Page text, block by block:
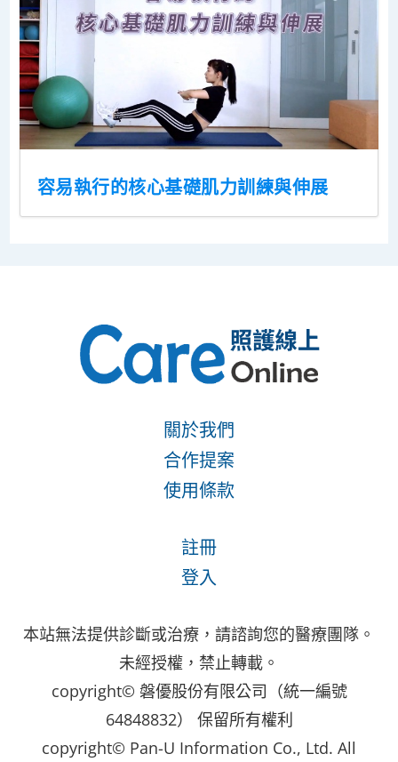
容易執行的核心基礎肌力訓練與伸展
關於我們
合作提案
使用條款
註冊
登入
本站無法提供診斷或治療，請諮詢您的醫療團隊。
未經授權，禁止轉載。
copyright© 磐優股份有限公司（統一編號
64848832） 保留所有權利
copyright© Pan-U Information Co., Ltd. All